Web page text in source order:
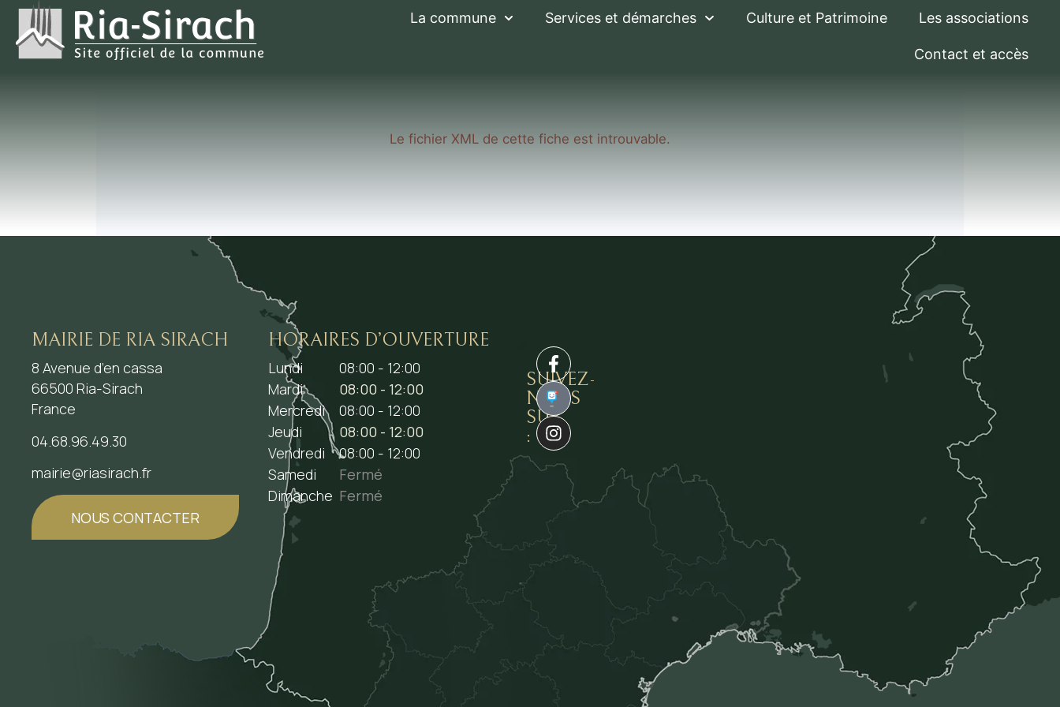
La commune Services et démarches Culture et Patrimoine Les associations
Contact et accès
Le fichier XML de cette fiche est introuvable.
MAIRIE DE RIA SIRACH
8 Avenue d’en cassa
66500 Ria-Sirach
France
04.68.96.49.30
mairie@riasirach.fr
NOUS CONTACTER
HORAIRES D’OUVERTURE
Lundi
08:00 - 12:00
Mardi
08:00 - 12:00
Mercredi
08:00 - 12:00
Jeudi
08:00 - 12:00
Vendredi
08:00 - 12:00
Samedi
Fermé
Dimanche Fermé
SUIVEZ-
NOUS
SUR
:
1